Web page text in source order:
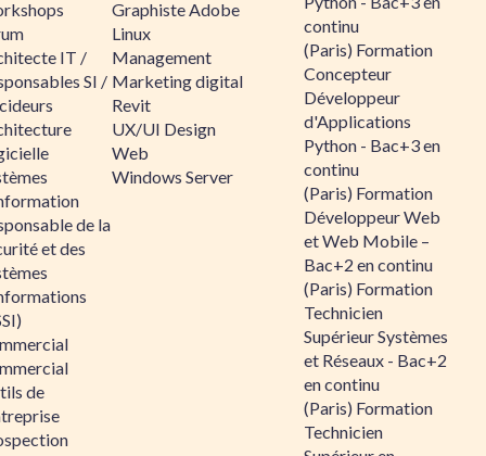
IT /
SI /
de la
et des
de
Graphiste Adobe
Linux
Management
Marketing digital
Revit
UX/UI Design
Web
Windows Server
continu
(Paris) Formation
Concepteur
Développeur
d'Applications
Python - Bac+3 en
continu
(Paris) Formation
Développeur Web
et Web Mobile –
Bac+2 en continu
(Paris) Formation
Technicien
Supérieur Systèmes
et Réseaux - Bac+2
en continu
(Paris) Formation
Technicien